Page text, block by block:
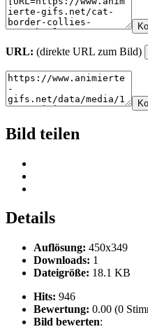
URL: (direkte URL zum Bild)
Bild teilen
Details
Auflösung: 450x349
Downloads: 1
Dateigröße: 18.1 KB
Hits: 946
Bewertung: 0.00 (0
Bild bewerten: